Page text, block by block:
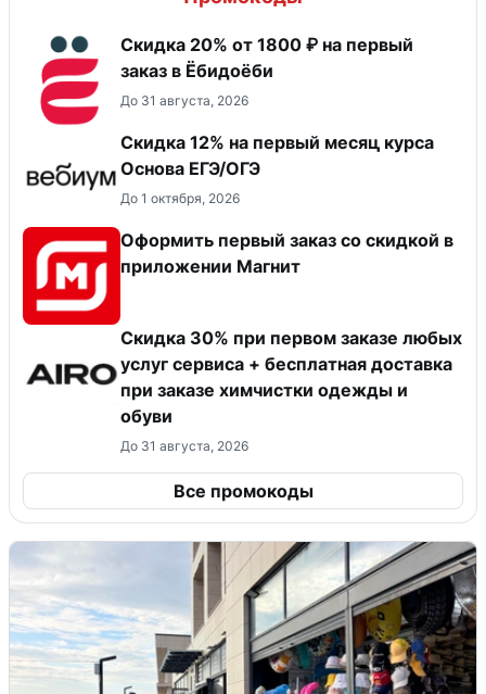
Скидка 20% от 1800 ₽ на первый
заказ в Ёбидоёби
До 31 августа, 2026
Скидка 12% на первый месяц курса
Основа ЕГЭ/ОГЭ
До 1 октября, 2026
Оформить первый заказ со скидкой в
приложении Магнит
Скидка 30% при первом заказе любых
услуг сервиса + бесплатная доставка
при заказе химчистки одежды и
обуви
До 31 августа, 2026
Все промокоды